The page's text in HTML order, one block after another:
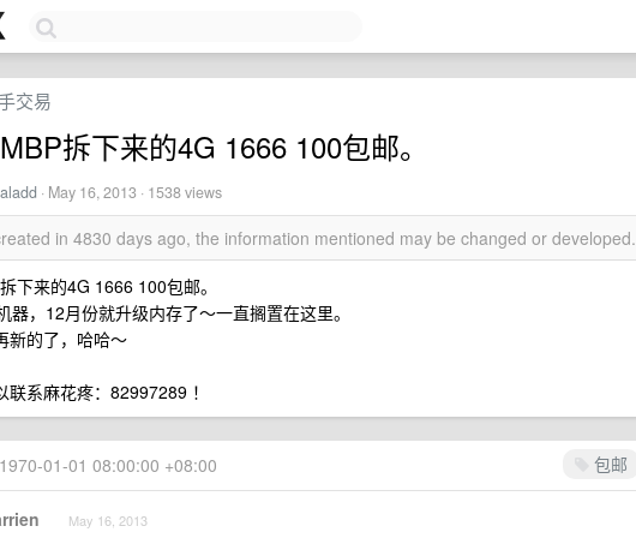
交易
拆下来的4G 1666 100包邮。
aladd · May 16, 2013 · 1538 views
in 4830 days ago, the information mentioned may be changed or developed.
下来的4G 1666 100包邮。
器，12月份就升级内存了～一直搁置在这里。
新的了，哈哈～
联系麻花疼：82997289 ！
包邮
1970-01-01 08:00:00 +08:00
May 16, 2013